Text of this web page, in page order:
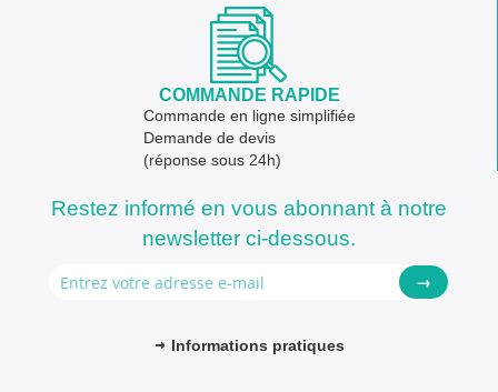
COMMANDE RAPIDE
Commande en ligne simplifiée
Demande de devis
(réponse sous 24h)
Restez informé en vous abonnant à notre
newsletter ci-dessous.
→
Informations pratiques